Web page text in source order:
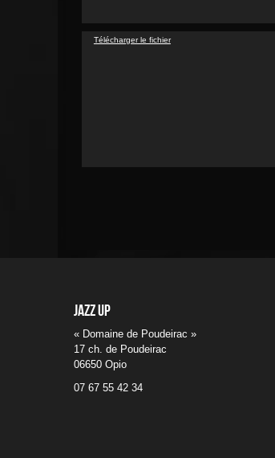
Lecteur
Télécharger le fichier
Jazz UP
« Domaine de Poudeirac »
17 ch. de Poudeirac
06650 Opio
07 67 55 42 34